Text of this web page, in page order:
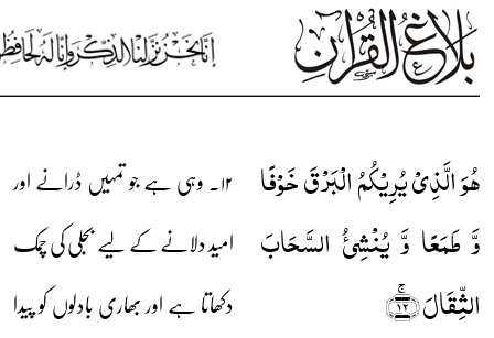
ہُوَ الَّذِیۡ یُرِیۡکُمُ الۡبَرۡقَ خَوۡفًا
وَّ طَمَعًا وَّ یُنۡشِیٴُ السَّحَابَ
الثِّقَالَ ﴿ۚ۱۲﴾
۱۲۔ وہی ہے جو تمہیں ڈرانے اور
امید دلانے کے لیے بجلی کی چمک
دکھاتا ہے اور بھاری بادلوں کو پیدا